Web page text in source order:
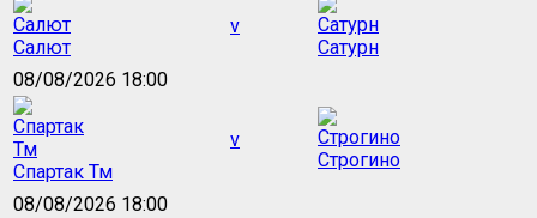
Салют
v
Сатурн
08/08/2026 18:00
Спартак Тм
v
Строгино
08/08/2026 18:00